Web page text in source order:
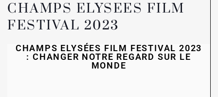
CHAMPS ELYSEES FILM
FESTIVAL 2023
CHAMPS ELYSÉES FILM FESTIVAL 2023
: CHANGER NOTRE REGARD SUR LE
MONDE